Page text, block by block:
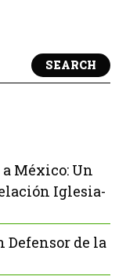
SEARCH
México: Un
Iglesia-
Defensor de la